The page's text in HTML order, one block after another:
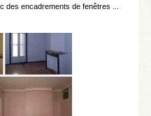
encadrements de fenêtres ...